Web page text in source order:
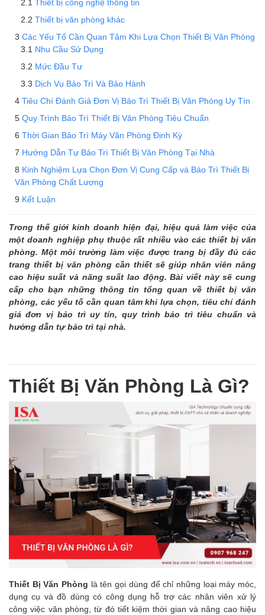
Thiết bị công nghệ thông tin
Thiết bị văn phòng khác
Các Yếu Tố Cần Quan Tâm Khi Lựa Chọn Thiết Bị Văn Phòng
Nhu Cầu Sử Dụng
Mức Đầu Tư
Dịch Vụ Bảo Trì Và Bảo Hành
Tiêu Chí Đánh Giá Đơn Vị Bảo Trì Thiết Bị Văn Phòng Uy Tín
Quy Trình Bảo Trì Thiết Bị Văn Phòng Tiêu Chuẩn
Thời Gian Bảo Trì Máy Văn Phòng Định Kỳ
Hướng Dẫn Tự Bảo Trì Thiết Bị Văn Phòng Tại Nhà
Kinh Nghiệm Lựa Chọn Đơn Vị Cung Cấp và Bảo Trì Thiết Bị
Văn Phòng Chất Lượng
Kết Luận
Trong thế giới kinh doanh hiện đại, hiệu quả làm việc của
một doanh nghiệp phụ thuộc rất nhiều vào các thiết bị văn
phòng. Một môi trường làm việc được trang bị đầy đủ các
trang thiết bị văn phòng cần thiết sẽ giúp nhân viên nâng
cao hiệu suất và năng suất lao động. Bài viết này sẽ cung
cấp cho bạn những thông tin tổng quan về thiết bị văn
phòng, các yếu tố cần quan tâm khi lựa chọn, tiêu chí đánh
giá đơn vị bảo trì uy tín, quy trình bảo trì tiêu chuẩn và
hướng dẫn tự bảo trì tại nhà.
Thiết Bị Văn Phòng Là Gì?
Thiết Bị Văn Phòng là tên gọi dùng để chỉ những loại máy móc,
dụng cụ và đồ dùng có công dụng hỗ trợ các nhân viên xử lý
công việc văn phòng, từ đó tiết kiệm thời gian và nâng cao hiệu